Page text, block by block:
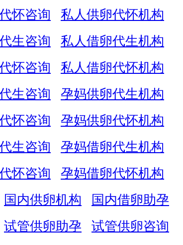
怀咨询
私人供卵代怀机构
生咨询
私人借卵代生机构
怀咨询
私人借卵代怀机构
生咨询
孕妈供卵代生机构
怀咨询
孕妈供卵代怀机构
生咨询
孕妈借卵代生机构
怀咨询
孕妈借卵代怀机构
国内供卵机构
国内借卵助孕
试管供卵助孕
试管供卵咨询